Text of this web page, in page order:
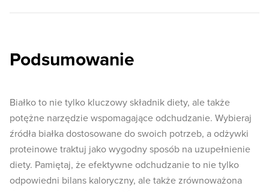
Podsumowanie
Białko to nie tylko kluczowy składnik diety, ale także
potężne narzędzie wspomagające odchudzanie. Wybieraj
źródła białka dostosowane do swoich potrzeb, a odżywki
proteinowe traktuj jako wygodny sposób na uzupełnienie
diety. Pamiętaj, że efektywne odchudzanie to nie tylko
odpowiedni bilans kaloryczny, ale także zrównoważona